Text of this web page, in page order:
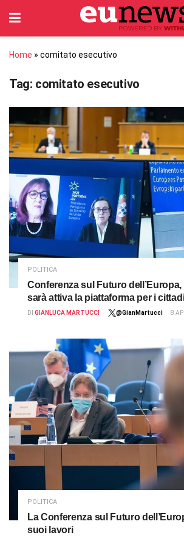
Home » comitato esecutivo
Tag: comitato esecutivo
POLITICA
Conferenza sul Futuro dell’Europa,
sarà attiva la piattaforma per i
DI GIANLUCA MARTUCCI @GianMartucci 8
POLITICA
La Conferenza sul Futuro
suoi lavori